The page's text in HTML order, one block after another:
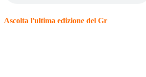
Ascolta l'ultima edizione del Gr